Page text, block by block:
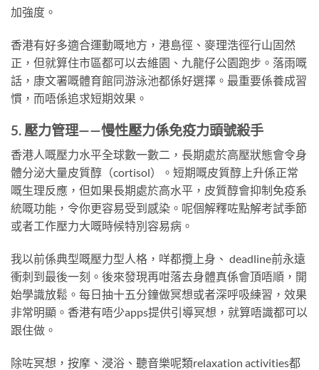
加強度。
香港有好多適合運動嘅地方，港島徑、麥理浩徑行山固然
正，但就算住市區都可以去維園、九龍仔公園跑步。落雨嘅
話，康文署嘅體育館同游泳池都係好選擇。最重要係養成習
慣，而唔係追求短期效果。
5. 壓力管理——慢性壓力係免疫力頭號殺手
香港人嘅壓力水平全球數一數二，長期處於高壓狀態會令身
體分泌大量皮質醇（cortisol）。短期嘅皮質醇上升係正常
嘅生理反應，但如果長期處於高水平，皮質醇會抑制免疫系
統嘅功能，令你更容易受到感染。呢個解釋咗點解考試季節
或者工作壓力大嘅時候特別容易病。
我以前係典型嘅壓力型人格，咩都攬上身、 deadline前永遠
衝刺到最後一刻。後來發現再咁落去身體真係會頂唔順，開
始學識放鬆。每日抽十五分鐘做冥想或者深呼吸練習，效果
非常明顯。香港有唔少apps提供引導冥想，就算唔識都可以
跟住做。
除咗冥想，按摩、浸浴、聽音樂呢類relaxation activities都